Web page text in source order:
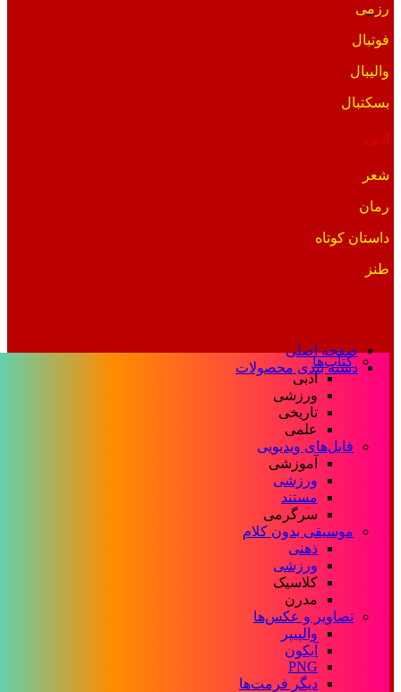
رزمی
فوتبال
والیبال
بسکتبال
ادبی
شعر
رمان
داستان کوتاه
طنز
صفحه اصلی
دسته بندی محصولات
کتاب‌ها
ادبی
ورزشی
تاریخی
علمی
فایل‌های ویدیویی
آموزشی
ورزشی
مستند
سرگرمی
موسیقی بدون کلام
ذهنی
ورزشی
کلاسیک
مدرن
تصاویر و عکس‌ها
والپیپر
آیکون
PNG
دیگر فرمت‌ها